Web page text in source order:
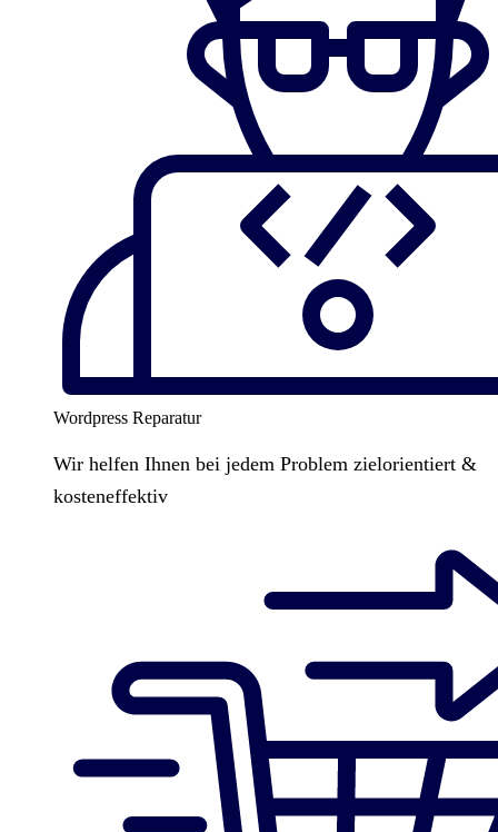
Wordpress Reparatur
Wir helfen Ihnen bei jedem Problem zielorientiert &
kosteneffektiv